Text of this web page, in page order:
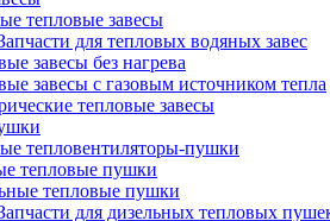
тепловые завесы
для тепловых водяных завес
завесы без нагрева
завесы с газовым источником тепла
тепловые завесы
тепловентиляторы-пушки
тепловые пушки
тепловые пушки
для дизельных тепловых